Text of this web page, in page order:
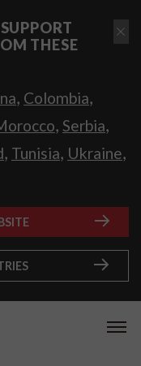
THESE
, Colombia,
, Serbia,
, Tunisia, Ukraine,